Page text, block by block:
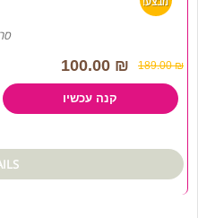
סרום
189.00₪
100.00 ₪
קנה עכשיו